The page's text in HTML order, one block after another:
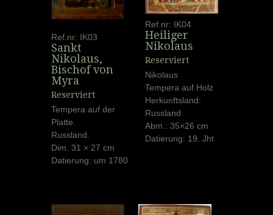
Ref.nr: IK03
Sankt
Nikolaus,
Bischof von
Myra
Reserviert
Tempera auf der
Platte.
Russland.
Dim. 31 × 27 cm
Datierung: um 1780
Ref.nr: IK04
Heiliger
Nikolaus
Reserviert
Nikolaus
Tempera auf Holz
Herkunftsland:
Russland
Abm.: 35×26 cm
Datierung: 19. Jht